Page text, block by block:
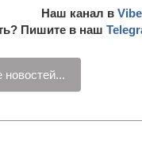
Наш канал в
Пишите в наш